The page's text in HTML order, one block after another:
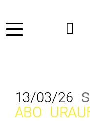
13/03/26
ABO